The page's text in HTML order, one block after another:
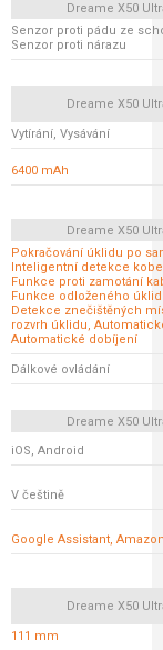
Dreame X50
Senzor proti pádu ze
Senzor proti nárazu
Dreame X50
Vytírání, Vysávání
6400 mAh
Dreame X50
Pokračování úklidu po
Inteligentní detekce
Funkce proti zamotání
Funkce odloženého
Detekce znečištěných
rozvrh úklidu,
Automatické dobíjení
Dálkové ovládání
Dreame X50
iOS, Android
V češtině
Google Assistant,
Dreame X50
111 mm